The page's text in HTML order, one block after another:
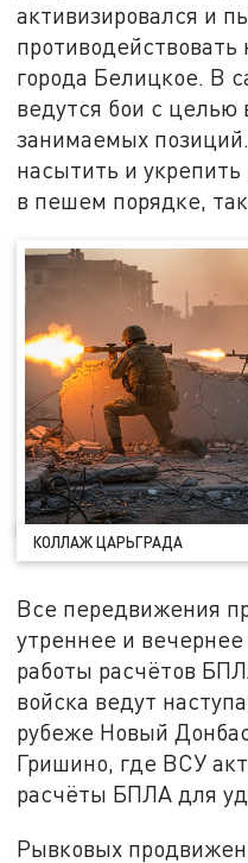
активизировался и
города Белицкое. В
ведутся бои с целью
занимаемых
насытить и
в пешем порядке,
КОЛЛАЖ ЦАРЬГРАДА
Все передвижения
утреннее и
работы расчётов
войска ведут
рубеже Новый
Гришино, где ВСУ
расчёты БПЛА для
Рывковых